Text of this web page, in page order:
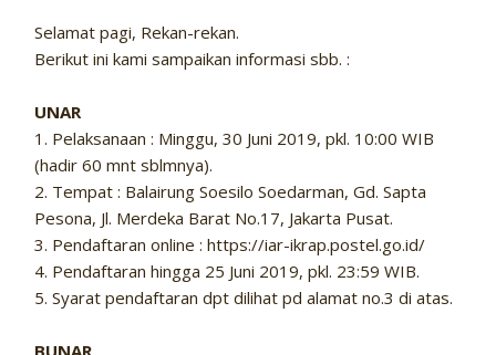
Selamat pagi, Rekan-rekan.
Berikut ini kami sampaikan informasi sbb. :
UNAR
1. Pelaksanaan : Minggu, 30 Juni 2019, pkl. 10:00 WIB
(hadir 60 mnt sblmnya).
2. Tempat : Balairung Soesilo Soedarman, Gd. Sapta
Pesona, Jl. Merdeka Barat No.17, Jakarta Pusat.
3. Pendaftaran online : https://iar-ikrap.postel.go.id/
4. Pendaftaran hingga 25 Juni 2019, pkl. 23:59 WIB.
5. Syarat pendaftaran dpt dilihat pd alamat no.3 di atas.
BUNAR